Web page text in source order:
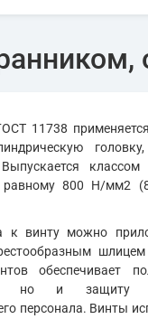
11738
равному 800 Н/мм2
к винту можно
шлицем
обеспечивает
но и защиту
персонала. Винты